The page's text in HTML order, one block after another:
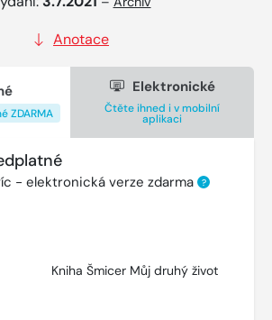
Anotace
ZDARMA
Elektronické
Čtěte ihned i v mobilní
aplikaci
- elektronická verze zdarma ?
Kniha Šmicer Můj druhý život